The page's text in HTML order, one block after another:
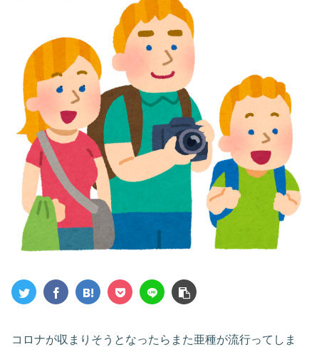
コロナが収まりそうとなったらまた亜種が流行ってしま